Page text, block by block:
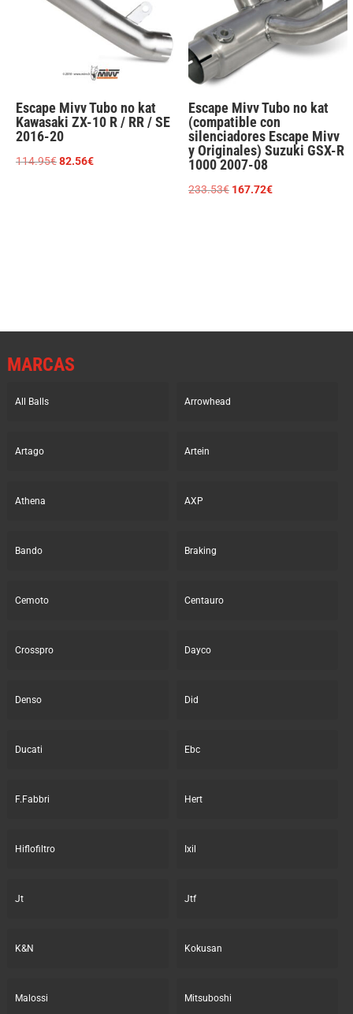
Escape Mivv Tubo no kat
Kawasaki ZX-10 R / RR / SE
2016-20
114.95€El
82.56€El
Escape Mivv Tubo no kat
(compatible con
silenciadores Escape Mivv
y Originales) Suzuki GSX-R
1000 2007-08
233.53€ El
167.72€El
MARCAS
All Balls Arrowhead
Artago Artein
Athena AXP
Bando Braking
Cemoto Centauro
Crosspro Dayco
Denso Did
Ducati Ebc
F.Fabbri Hert
Hiflofiltro Ixil
Jt Jtf
K&N Kokusan
Malossi Mitsuboshi